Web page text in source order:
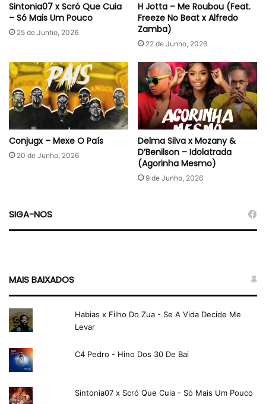
Sintonia07 x Scró Que Cuia
– Só Mais Um Pouco
25 de Junho, 2026
H Jotta – Me Roubou (Feat.
Freeze No Beat x Alfredo
Zamba)
22 de Junho, 2026
Conjugx – Mexe O País
20 de Junho, 2026
Delma Silva x Mozany &
D’Benilson – Idolatrada
(Agorinha Mesmo)
9 de Junho, 2026
SIGA-NOS
MAIS BAIXADOS
Habias x Filho Do Zua - Se A Vida Decide Me
Levar
C4 Pedro - Hino Dos 30 De Bai
Sintonia07 x Scró Que Cuia - Só Mais Um Pouco